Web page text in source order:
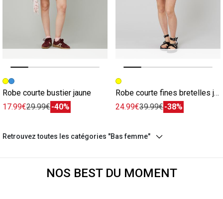
Image précédente
Image suivante
Robe courte bustier jaune
17.99€29.99€-40%
Image précédente
Image suivante
Robe courte fines bretelles jaune
24.99€39.99€-38%
Retrouvez toutes les catégories "Bas femme"
NOS BEST DU MOMENT